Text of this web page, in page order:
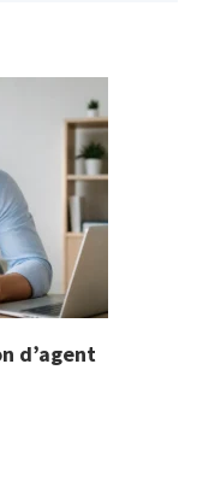
d’agent